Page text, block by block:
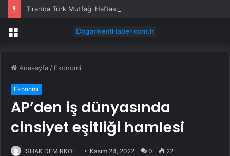
Tiran’da Türk Mutfağı Haftası Tanıtımı
Menü
Anasayfa / Ekonomi
Ekonomi
AP’den iş dünyasında
cinsiyet eşitliği hamlesi
İSHAK DEMİRKOL Kasım 24, 2022 0 22